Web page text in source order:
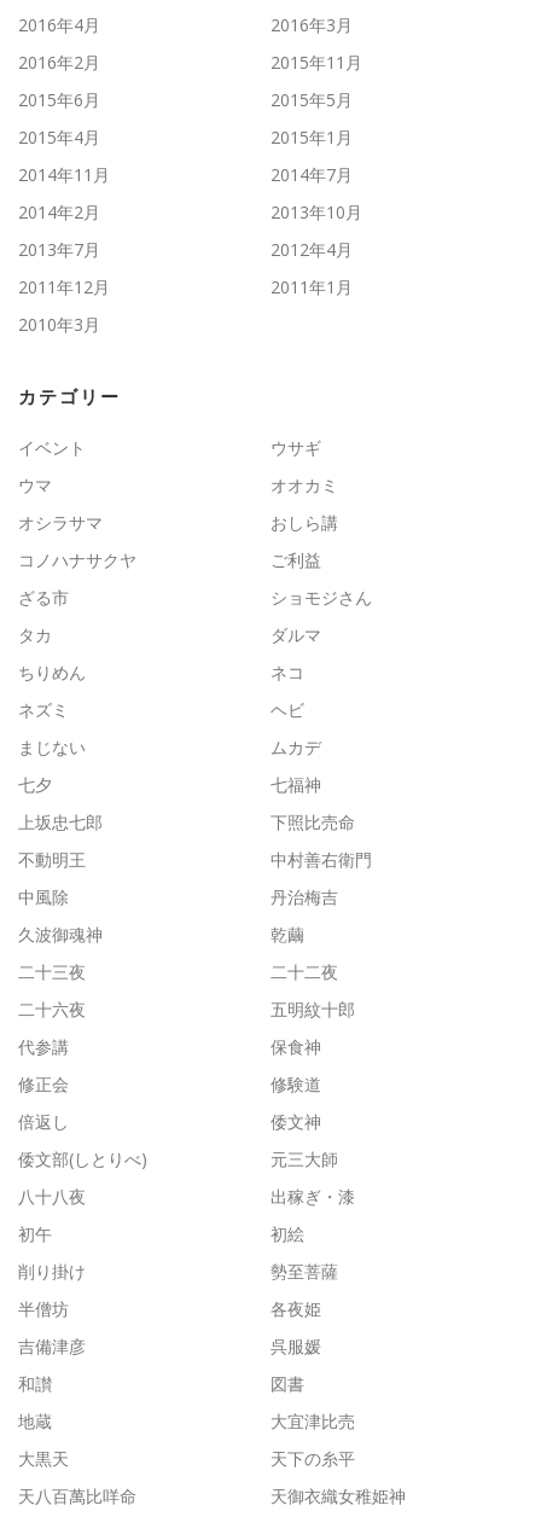
2016年4月
2016年3月
2016年2月
2015年11月
2015年6月
2015年5月
2015年4月
2015年1月
2014年11月
2014年7月
2014年2月
2013年10月
2013年7月
2012年4月
2011年12月
2011年1月
2010年3月
カテゴリー
イベント
ウサギ
ウマ
オオカミ
オシラサマ
おしら講
コノハナサクヤ
ご利益
ざる市
ショモジさん
タカ
ダルマ
ちりめん
ネコ
ネズミ
ヘビ
まじない
ムカデ
七夕
七福神
上坂忠七郎
下照比売命
不動明王
中村善右衛門
中風除
丹治梅吉
久波御魂神
乾繭
二十三夜
二十二夜
二十六夜
五明紋十郎
代参講
保食神
修正会
修験道
倍返し
倭文神
倭文部(しとりべ)
元三大師
八十八夜
出稼ぎ・漆
初午
初絵
削り掛け
勢至菩薩
半僧坊
各夜姫
吉備津彦
呉服媛
和讃
図書
地蔵
大宜津比売
大黒天
天下の糸平
天八百萬比咩命
天御衣織女稚姫神